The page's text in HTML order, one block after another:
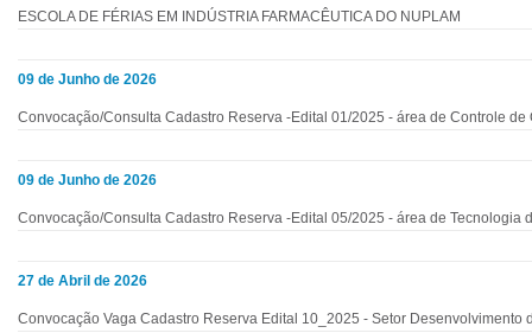
ESCOLA DE FÉRIAS EM INDÚSTRIA FARMACÊUTICA DO NUPLAM
09 de Junho de 2026
Convocação/Consulta Cadastro Reserva -Edital 01/2025 - área de Controle
09 de Junho de 2026
Convocação/Consulta Cadastro Reserva -Edital 05/2025 - área de Tecnologia
27 de Abril de 2026
Convocação Vaga Cadastro Reserva Edital 10_2025 - Setor Desenvolvimento